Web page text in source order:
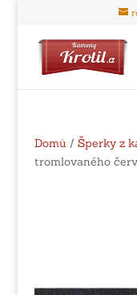
Domů / Šperky z
tromlovaného